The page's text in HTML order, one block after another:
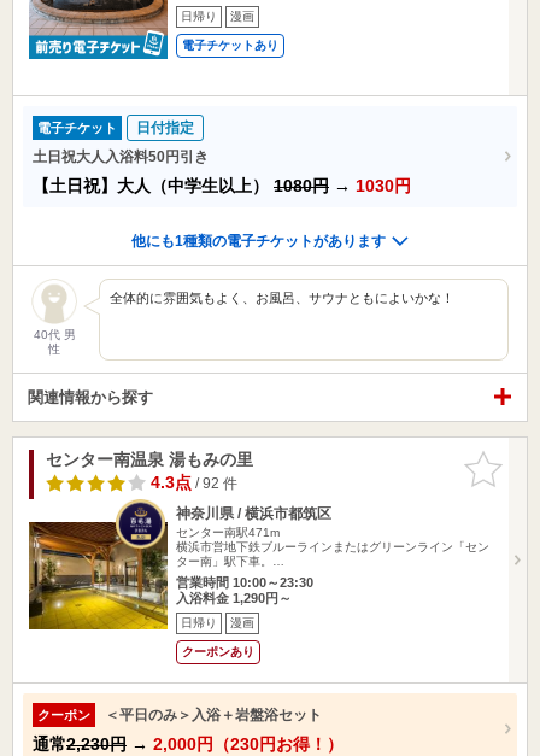
日帰り 漫画
電子チケットあり
電子チケット
日付指定
土日祝大人入浴料50円引き
【土日祝】大人（中学生以上） 1080円 → 1030円
他にも1種類の電子チケットがあります
40代 男
性
全体的に雰囲気もよく、お風呂、サウナともによいかな！
関連情報から探す
お気に入
りに追加
センター南温泉 湯もみの里
4.3点/ 92 件
神奈川県 / 横浜市都筑区
センター南駅471m
横浜市営地下鉄ブルーラインまたはグリーンライン「セン
ター南」駅下車。…
営業時間 10:00～23:30
入浴料金 1,290円～
日帰り 漫画
クーポンあり
クーポン ＜平日のみ＞入浴＋岩盤浴セット
通常2,230円 → 2,000円（230円お得！）